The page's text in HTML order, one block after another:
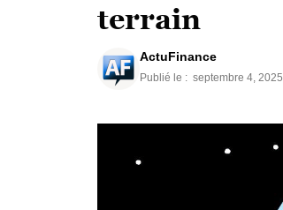
terrain
ActuFinance
Publié le : septembre 4, 2025